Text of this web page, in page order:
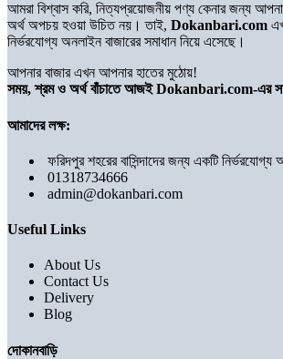
আমরা বিশ্বাস করি, নিত্যপ্রয়োজনীয় পণ্য কেনার জন্য
অর্থ অপচয় হওয়া উচিত নয়। তাই, Dokanbari.com
নির্ভরযোগ্য অনলাইন বাজারের সমাধান নিয়ে এসেছে।
আপনার বাজার এখন আপনার হাতের মুঠোয়!
সময়, শ্রম ও অর্থ বাঁচাতে আজই Dokanbari.com-এর
আমাদের লক্ষ:
ফরিদপুর শহরের বাসিন্দাদের জন্য একটি নির্ভরযোগ্য
01318734666
admin@dokanbari.com
Useful Links
About Us
Contact Us
Delivery
Blog
দোকানবাড়ি